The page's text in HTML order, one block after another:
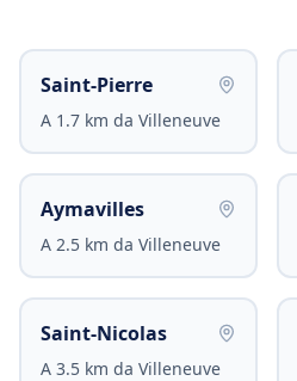
Saint-Pierre
A 1.7 km da Villeneuve
Aymavilles
A 2.5 km da Villeneuve
Saint-Nicolas
A 3.5 km da Villeneuve